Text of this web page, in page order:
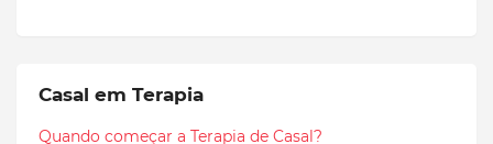
Casal em Terapia
Quando começar a Terapia de Casal?